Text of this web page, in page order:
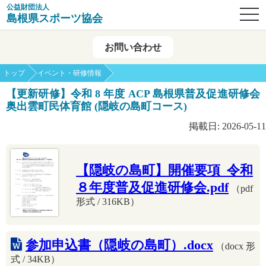
公益財団法人
島根県スポーツ協会
お問い合わせ
トップ イベント・研修情報
【更新研修】令和 8 年度 ACP 島根県普及促進研修会
奥出雲町民体育館 (隠岐の島町コース)
掲載日: 2026-05-11
【隠岐の島町】開催要項_令和
８年度普及促進研修会.pdf （pdf
形式 / 316KB）
参加申込書（隠岐の島町）.docx（docx 形
式 / 34KB）